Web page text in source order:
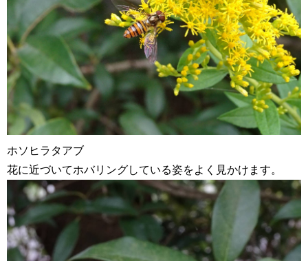
ホソヒラタアブ
花に近づいてホバリングしている姿をよく見かけます。